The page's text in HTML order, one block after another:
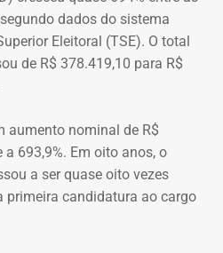
impedem as mulheres de
A vergonha e o medo.
do que coragem para seguir
violência doméstica. Pois
viva e estar ao lado do
vai acontecer com ela depois
há o receio que alguma
agressor, de alguma forma,
dados do sistema
Eleitoral (TSE). O total
de R$ 378.419,10 para R$
aumento nominal de R$
693,9%. Em oito anos, o
a ser quase oito vezes
primeira candidatura ao cargo